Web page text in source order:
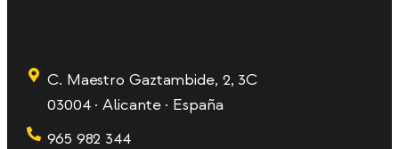
C. Maestro Gaztambide, 2, 3C
03004 · Alicante · España
965 982 344